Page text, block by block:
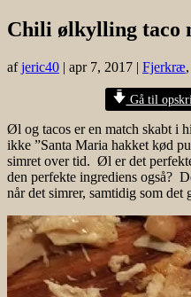
Chili ølkylling taco
afjeric40 | apr 7, 2017 | Fjerkræ,
Gå til
Øl og tacos er en match skabt i
ikke ”Santa Maria hakket kød
simret over tid. Øl er det
den perfekte ingrediens også?
når det simrer, samtidig som det